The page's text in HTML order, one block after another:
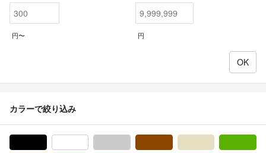
円〜 円
カラーで絞り込み